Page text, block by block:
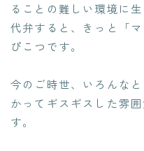
ることの難しい環境に
代弁すると、きっと「
ぴこつです。
今のご時世、いろんな
かってギスギスした雰
す。